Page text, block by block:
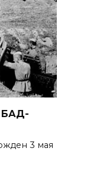
3 мая